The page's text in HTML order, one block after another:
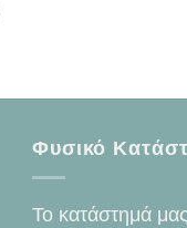
Φυσικό
Το κατάστημά μας